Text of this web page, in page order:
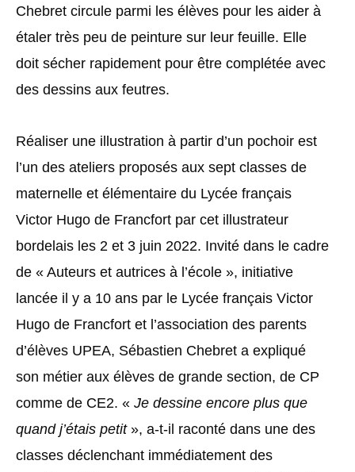
Chebret circule parmi les élèves pour les aider à
étaler très peu de peinture sur leur feuille. Elle
doit sécher rapidement pour être complétée avec
des dessins aux feutres.
Réaliser une illustration à partir d’un pochoir est
l’un des ateliers proposés aux sept classes de
maternelle et élémentaire du Lycée français
Victor Hugo de Francfort par cet illustrateur
bordelais les 2 et 3 juin 2022. Invité dans le cadre
de « Auteurs et autrices à l’école », initiative
lancée il y a 10 ans par le Lycée français Victor
Hugo de Francfort et l’association des parents
d’élèves UPEA, Sébastien Chebret a expliqué
son métier aux élèves de grande section, de CP
comme de CE2. « Je dessine encore plus que
quand j’étais petit », a-t-il raconté dans une des
classes déclenchant immédiatement des